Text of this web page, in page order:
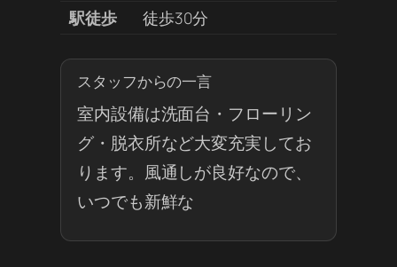
駅徒歩
徒歩30分
スタッフからの一言
室内設備は洗面台・フローリン
グ・脱衣所など大変充実してお
ります。風通しが良好なので、
いつでも新鮮な